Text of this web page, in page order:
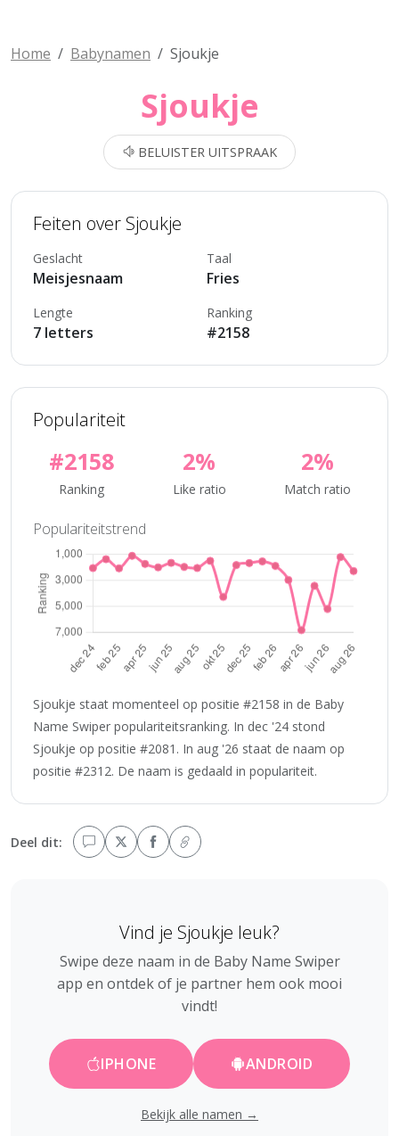
Home Babynamen Sjoukje
Sjoukje
BELUISTER UITSPRAAK
Feiten over Sjoukje
Geslacht
Meisjesnaam
Taal
Fries
Lengte
7 letters
Ranking
#2158
Populariteit
#2158
Ranking
2%
Like ratio
2%
Match ratio
Populariteitstrend
Sjoukje staat momenteel op positie #2158 in de Baby
Name Swiper populariteitsranking. In dec '24 stond
Sjoukje op positie #2081. In aug '26 staat de naam op
positie #2312. De naam is gedaald in populariteit.
Deel dit:
Vind je Sjoukje leuk?
Swipe deze naam in de Baby Name Swiper
app en ontdek of je partner hem ook mooi
vindt!
IPHONE ANDROID
Bekijk alle namen →